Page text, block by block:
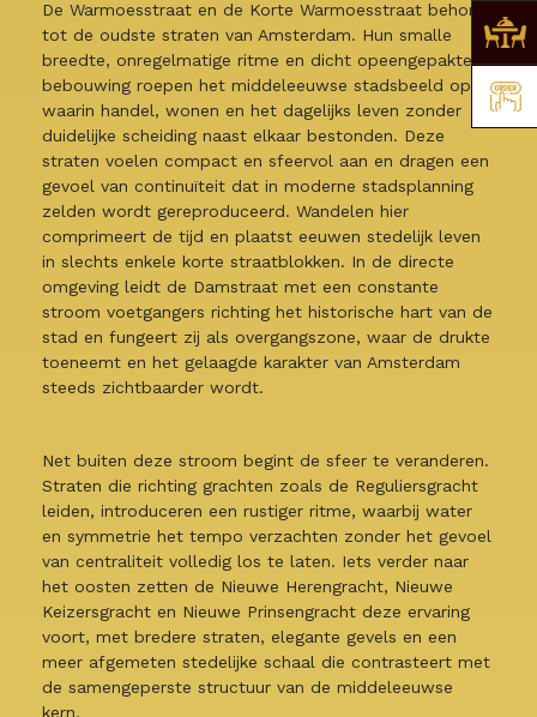
De Warmoesstraat en de Korte Warmoesstraat behoren
tot de oudste straten van Amsterdam. Hun smalle
breedte, onregelmatige ritme en dicht opeengepakte
bebouwing roepen het middeleeuwse stadsbeeld op,
waarin handel, wonen en het dagelijks leven zonder
duidelijke scheiding naast elkaar bestonden. Deze
straten voelen compact en sfeervol aan en dragen een
gevoel van continuïteit dat in moderne stadsplanning
zelden wordt gereproduceerd. Wandelen hier
comprimeert de tijd en plaatst eeuwen stedelijk leven
in slechts enkele korte straatblokken. In de directe
omgeving leidt de Damstraat met een constante
stroom voetgangers richting het historische hart van de
stad en fungeert zij als overgangszone, waar de drukte
toeneemt en het gelaagde karakter van Amsterdam
steeds zichtbaarder wordt.
Net buiten deze stroom begint de sfeer te veranderen.
Straten die richting grachten zoals de Reguliersgracht
leiden, introduceren een rustiger ritme, waarbij water
en symmetrie het tempo verzachten zonder het gevoel
van centraliteit volledig los te laten. Iets verder naar
het oosten zetten de Nieuwe Herengracht, Nieuwe
Keizersgracht en Nieuwe Prinsengracht deze ervaring
voort, met bredere straten, elegante gevels en een
meer afgemeten stedelijke schaal die contrasteert met
de samengeperste structuur van de middeleeuwse
kern.